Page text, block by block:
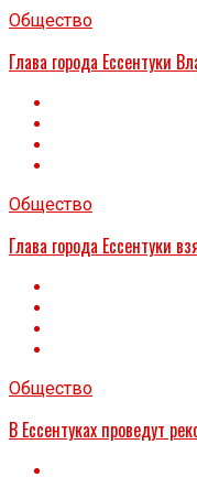
Общество
Глава города Ессентуки
Общество
Глава города Ессентуки
Общество
В Ессентуках проведут